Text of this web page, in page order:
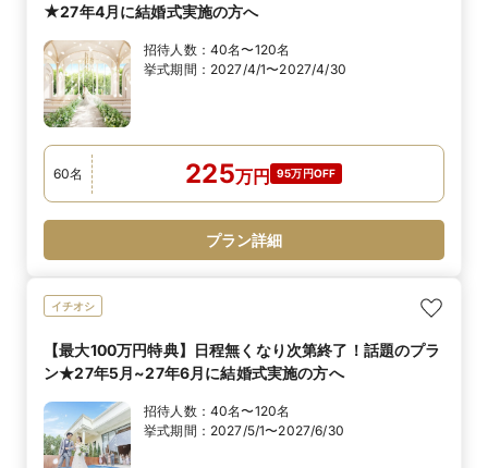
★27年4月に結婚式実施の方へ
招待人数： 40名〜120名
挙式期間： 2027/4/1〜2027/4/30
60名 225万円 95万円OFF
プラン詳細
イチオシ
【最大100万円特典】日程無くなり次第終了！話題のプラ
ン★27年5月~27年6月に結婚式実施の方へ
招待人数： 40名〜120名
挙式期間： 2027/5/1〜2027/6/30